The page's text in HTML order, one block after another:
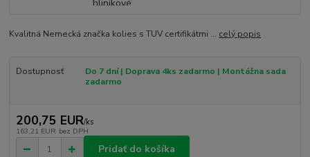
Kvalitná Nemecká značka kolies s TUV certifikátmi ... celý popis
Dostupnosť
Do 7 dní | Doprava 4ks zadarmo | Montážna sada
zadarmo
200,75 EUR/ks
163,21 EUR bez DPH
Pridať do košíka